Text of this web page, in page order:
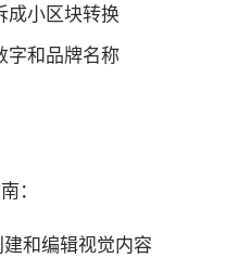
成小区块转换
字和品牌名称
：
和编辑视觉内容